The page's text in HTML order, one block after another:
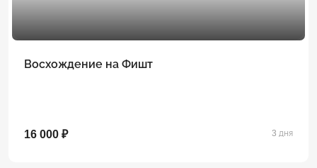
Восхождение на Фишт
16 000 ₽ 3 дня